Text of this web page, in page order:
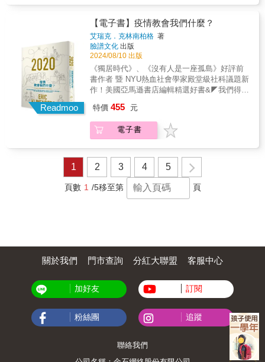
小鎮，卻是美國許多億萬富翁的住所。當年全
美收入前二十五名的避險基金經理人，就有十
位住在格林威治，格林威治因此被譽為「避險
基金的世界之都」，鎮上一塊全美財富最集中
的「天龍區」，更被稱為「金三角」。一輩子
追求發達致富、賺錢不擇手段、枉顧公眾利益
的基金經理人奇普．史柯隆，就是格林威治許
者。▲「山間珠玉」克拉克斯堡克拉克斯堡是
年因採礦業、玻璃產業而吸引大量外地人口進
駐，城市欣欣向榮，而有了「山間珠玉」的美
名。曾在克拉克斯堡的報社工作數年的歐逸
文，親眼目睹了這座山城如何因礦業走入夕
陽、經濟發展停滯，成為「白垃圾」、「紅脖
子」與「鄉巴佬」的原鄉。又老又窮的克拉克
斯堡不復往日風華，土生土長在這裡的退伍軍
西根湖畔的土地是一片沼澤地，因此芝加哥也
被稱為「泥城」。工商業發達、地處交通樞紐
高的城市。居住在這的小毒販莫里斯．克拉克
的故事，將會帶領讀者了解芝加哥的黑人族群
是如何被階級社會壓得喘不過氣來，對他們來
說，芝加哥真的是一座讓人動彈不得、滿是泥
淖的「泥城」。
塑人車平衡。對於已經深陷車本牢籠的台灣社
會，本書提供了一個理解問題、積極改善的參
考，啟發我們思考如何打造人本交通，走向人
車共享共融的未來之道。各界專家學者、意見
領袖齊聲推薦王晉謙｜下一代人本交通促進會
理事長王婉諭｜時代力量黨主席江啟臣｜立法
院副院長余志祥｜台南市人本交通促進協會理
事長吳昆峯｜陽明交通大學運輸與物流管理學
系教授李超群｜彰化人本交通協會理事長林于
法委員林宗弘｜中央研究院社會學研究所研究
員苗博雅｜台北市議員許立民｜台大醫院創傷
醫學部主治醫師陳芳毓｜《天下雜誌》未來城
市頻道資深總監陳昭宏｜交通事故受害者、退
役交通警察陳昱芳｜交通事故受害者家屬張語
薰｜台大醫院雲林分院急診醫學部主治醫師黃
俊雄｜台大醫院新竹分院創傷醫學部主任黃宥
基礎工程組組長劉宏恩｜政治大學法學院副教
授蕭新煌｜總統府資政、中研院特聘研究員謝
旭昇｜中山大學公共事務研究所副教授謝銘鴻
醫學會理事長Ray｜臉書「台灣是個行人地獄」
版主（依姓氏筆畫排列）
商品化的時間認知，就能看見時間的縱深與寬
事物都是時間的表現，生命的意義不在於活得
更長或是更有成就，而是如何在任何特定的
「時刻」展現出熱情、活得更有生命力，真正
的幸福，就存在每一個充滿意義的瞬間。✦✧✦
即使時鐘支配我們的一生，它也從未完全征服
過我們的心靈。在時間表的限制下，我們每個
人都體驗過許多時間的變體：因等待與渴望而
而篤定的孕期，或是受創的身心所需要的癒合
期……身為地球上的生物，我們活在不斷縮短
和延長的日子裡，活在天氣中，某些花和芳芬
✦✧✦【各界名家一致盛讚】【作家】盧郁佳
專文導讀【普立茲獎得主】艾德．楊【《魔術
鏡》作者】賈．托倫蒂諾【作家、精神科醫
師】王浩威【生物人類學者】王道還【國立臺
的最高讚譽】在這個關鍵的歷史時刻，我們許
「事情不一定非得這樣」的強烈不滿對抗，珍
妮．奧德爾闊步走來，帶著我們所需要的那本
心，而且充滿了希望。這是我一生中讀過最重
要的書之一。――普立茲獎得主、《五感之外
的世界》作者／艾德．楊這部宏偉的作品兼容
並蓄、無所不包，討論「時間」主流概念所衍
生的各種問題，「時間」有時代表歷史，有時
奇，吉蘭．葉慈的經歷比你想得更離奇！二十
五歲時，她已經在英國住過二十多處居所，遇
過各式各樣的房東與租客。&◆ 住過不小心就
會摔下樓的汽車展覽廳◆ 房東冷處理整片都是
黴菌的牆壁，導致呼吸道感染◆ 租客面試堪比
百大企業面試◆ 幻想捕捉屋裡的黴菌製作成乳
酪獻給房東◆ 與室友瘋狂洗刷整間房子只為少
少的押金&hellip;&hellip;&即便大多租屋經驗都
不是太好，甚至可說是荒謬，但葉慈仍在漫長
無可奈何，以及這些灰暗日子裡閃爍的人性微
光。雖然處處非家，卻能處處為家。&住進一間
又一間並不宜居的房子中，葉慈也揭露了住房
危機背後的問題：國家對社會住宅、弱勢與少
數族裔居住權的漠視。讓我們知道面對租屋被
強制收回、鄰里不友善，甚至是整個社會的排
擠，可以透過參與居住權社團、結交鄰居朋
竟惡劣租屋條件總伴隨就業機會與醫療資源的
不平等，是讓人愈活愈糟的那一種。台灣也有
數以百萬人困在「買不起、租不到、住不好」
瓦遮日？還是只得無言嘆息「說好的居住正義
呢？」莫急，本書已經給了我們如何爭取更好
未來的一線希望。──洪敬舒 台灣勞工陣線研
究部主任&作者以租賃各種公營、私有住宅的豐
富經驗，寫出了她個人的居住生命史，同時也
回顧了英國住宅政策與民間居住運動，有個人
家庭情感的微觀審視，也有對英國住宅政策的
Readmoo
【電子書】疫情教會我們什麼？
艾瑞克．克林南柏格 著
臉譜文化 出版
2024/08/10 出版
《獨居時代》、《沒有人是一座孤島》好評前
書作者 暨 NYU熱血社會學家殿堂級社科議題新
作！美國亞馬遜書店編輯精選好書&◤我們得打
題。◢&&┤盛讚推薦├ 林子倫｜未來地球中華
民國委員會委員林宗弘｜中央研究院社會學研
究所研究員林文源｜國立清華大學通識教育中
教授陳端容｜美國哥倫比亞大學社會學博士、
國立臺灣大學公共衛生學院健康行為與社區科
學研究所教授陳嘉新｜國立陽明交通大學科技
與社會研究所教授&❏為什麼2020年，包含臺灣
是什麼讓社群在災害中凝聚？什麼導致分崩離
運共同體的人民該如何幫助彼此安然生存？&我
們得探究病毒學，才能理解導致致命COVID-19
冠狀病毒2型。我們得仰賴經濟學，才能解釋何
以某些經濟紓困政策比其他舉措還要有效。至
於「社會」因素，則在決定誰生、誰死、誰享
豐饒、誰得挨餓、誰會身心俱疲、誰能找到新
的力量等各個層面上扮演了關鍵角色。如果
特價 455 元
電子書
1 2 3 4 5
頁數 1 /5移至第 頁
關於我們 門市查詢 分紅大聯盟 客服中心
加好友 訂閱
粉絲團 追蹤
聯絡我們